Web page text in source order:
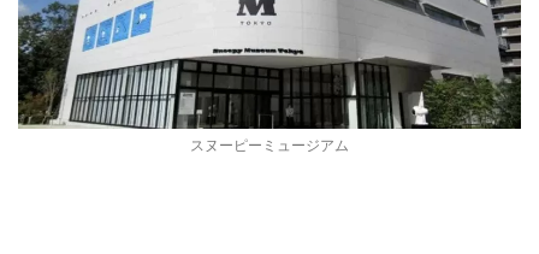
スヌーピーミュージアム